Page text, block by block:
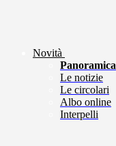
Novità
Panoramica
Le notizie
Le circolari
Albo online
Interpelli